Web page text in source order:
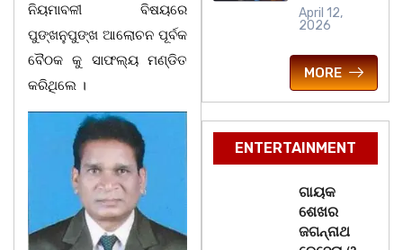
ନିୟମାବଳୀ ବିଷୟରେ
ପୁଙ୍ଖନୁପୁଙ୍ଖ ଆଲୋଚନ ପୂର୍ବକ
ବୈଠକ କୁ ସାଫଲ୍ୟ ମଣ୍ଡିତ
କରିଥିଲେ ।
April 12,
2026
MORE
ENTERTAINMENT
ଗାୟକ
ଶେଖର
ଜଗନ୍ନାଥ